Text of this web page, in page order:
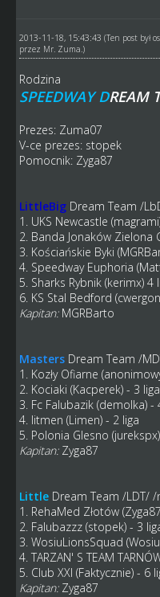
2013-11-18, 15:43:43 (Ten post był
przez Mr. Zuma.)
Rodzina
SPEEDWAY DREAM
Prezes: Zuma07
V-ce prezes: stopek
Pomocnik: Zyga87
LittleBig Dream Team /
1. UKS Newcastle
2. Banda Jonaków Zielona
3. Kościańskie Byki
4. Speedway Euphoria
5. Sharks Rybnik (kerimx) 4
6. KS Stal Bedford
Kapitan:MGRBarto
Masters Dream Team /
1. Kozły Ofiarne
2. Kociaki (Kacperek) - 3 liga
3. Fc Falubazik (demolka) -
4. litmen (Limen) - 2 liga
5. Polonia Glesno
Kapitan:Zyga87
Little Dream Team /LDT/ /
1. RehaMed Złotów
2. Falubazzz (stopek) - 3
3. WosiuLionsSquad
4. TARZAN' S TEAM
5. Club XXI (Faktycznie) - 6
Kapitan: Zyga87